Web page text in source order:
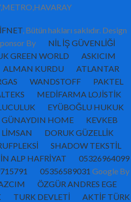
, Bütün hakları saklıdır. Design
By
NİL İŞ GÜVENLİĞİ
GREEN WORLD
ASKICIM
ALMAN KURDU
ATLANTAR
WANDSTOFF
PAKTEL
MEDİFARMA LOJİSTİK
EYÜBOĞLU HUKUK
GÜNAYDIN HOME
KEVKEB
LİMSAN
DORUK GÜZELLİK
SHADOW TEKSTİL
ALP HAFRİYAT
05326964099
05356589031 Google By
ÖZGÜR ANDRES EGE
TURK DEVLETİ
AKTİF TÜRK